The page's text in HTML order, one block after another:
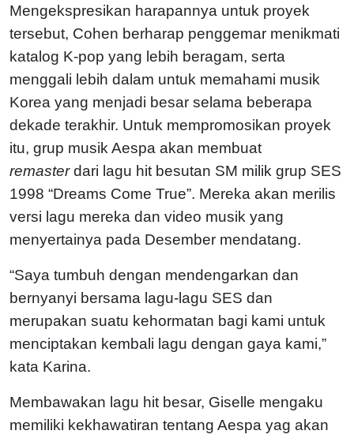
Mengekspresikan harapannya untuk proyek
tersebut, Cohen berharap penggemar menikmati
katalog K-pop yang lebih beragam, serta
menggali lebih dalam untuk memahami musik
Korea yang menjadi besar selama beberapa
dekade terakhir. Untuk mempromosikan proyek
itu, grup musik Aespa akan membuat
remasterdari lagu hit besutan SM milik grup SES
1998 “Dreams Come True”. Mereka akan merilis
versi lagu mereka dan video musik yang
menyertainya pada Desember mendatang.
“Saya tumbuh dengan mendengarkan dan
bernyanyi bersama lagu-lagu SES dan
merupakan suatu kehormatan bagi kami untuk
menciptakan kembali lagu dengan gaya kami,”
kata Karina.
Membawakan lagu hit besar, Giselle mengaku
memiliki kekhawatiran tentang Aespa yag akan